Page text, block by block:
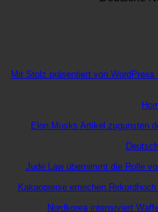
Mit Stolz präsentiert von WordPress
Elon Musks Artikel zugunsten
Jude Law übernimmt die Rolle
Kakaopreise erreichen
Nordkorea intensiviert